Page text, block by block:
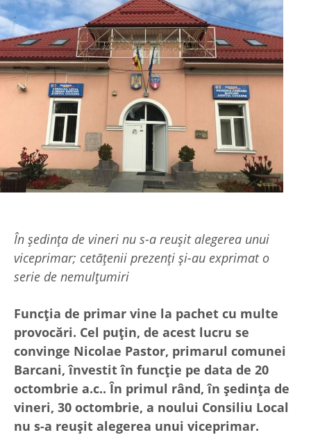
În ședința de vineri nu s-a reușit alegerea unui
viceprimar; cetățenii prezenți și-au exprimat o
serie de nemulțumiri
Funcția de primar vine la pachet cu multe
provocări. Cel puțin, de acest lucru se
convinge Nicolae Pastor, primarul comunei
Barcani, învestit în funcție pe data de 20
octombrie a.c.. În primul rând, în ședința de
vineri, 30 octombrie, a noului Consiliu Local
nu s-a reușit alegerea unui viceprimar.